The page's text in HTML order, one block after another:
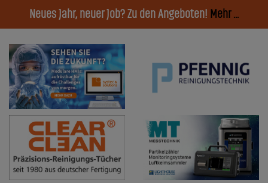
Neues Jahr, neuer Job? Zu den Angeboten! Mehr ...